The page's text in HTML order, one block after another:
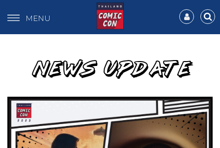
MENU
NEWS UPDATE